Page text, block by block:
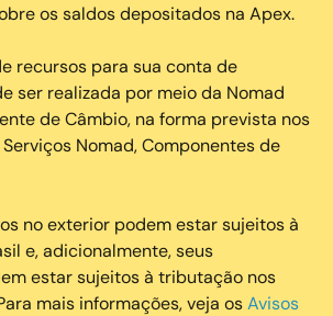
os saldos depositados na Apex.
recursos para sua conta de
ser realizada por meio da Nomad
de Câmbio, na forma prevista nos
Nomad, Componentes de
no exterior podem estar sujeitos à
e, adicionalmente, seus
estar sujeitos à tributação nos
mais informações, veja osAvisos